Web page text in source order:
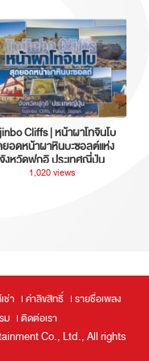
Cliffs | หน้าผาโทจินโบ
อดหน้าผาหินบะซอลต์แห่ง
จังหวัดฟุกุอิ ประเทศญี่ปุ่น
1,020 views
ช่า ค่าลิขสิทธิ์
รายชื่อเพลง
ม ติดต่อเรา
Co., Ltd., All rights